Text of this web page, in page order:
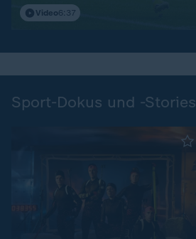
Video6:37
Sport-Dokus und -Stories